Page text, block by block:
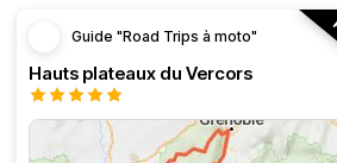
Guide "Road Trips à moto"
Hauts plateaux du Vercors